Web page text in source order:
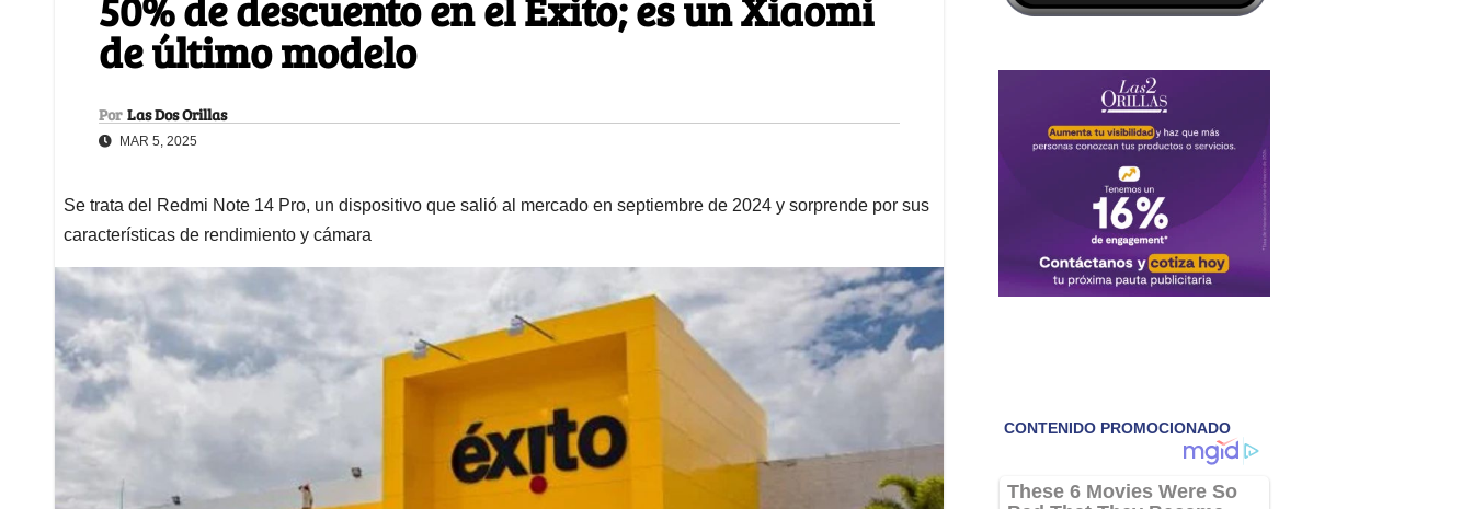
de último modelo
Por Las Dos Orillas
MAR 5, 2025
Se trata del Redmi Note 14 Pro, un dispositivo que salió al mercado en septiembre de 2024 y sorprende por sus
características de rendimiento y cámara